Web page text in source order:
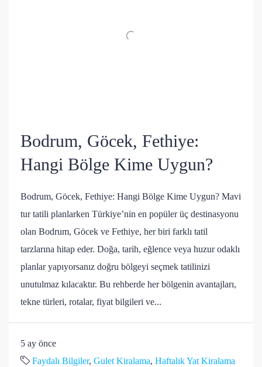
Bodrum, Göcek, Fethiye:
Hangi Bölge Kime Uygun?
Bodrum, Göcek, Fethiye: Hangi Bölge Kime Uygun? Mavi
tur tatili planlarken Türkiye’nin en popüler üç destinasyonu
olan Bodrum, Göcek ve Fethiye, her biri farklı tatil
tarzlarına hitap eder. Doğa, tarih, eğlence veya huzur odaklı
planlar yapıyorsanız doğru bölgeyi seçmek tatilinizi
unutulmaz kılacaktır. Bu rehberde her bölgenin avantajları,
tekne türleri, rotalar, fiyat bilgileri ve...
5 ay önce
Faydalı Bilgiler, Gulet Kiralama, Haftalık Yat Kiralama